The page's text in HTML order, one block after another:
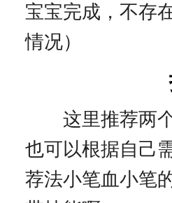
宝宝完成，不存
情况）
这里推荐两个
也可以根据自己
荐法小笔血小笔